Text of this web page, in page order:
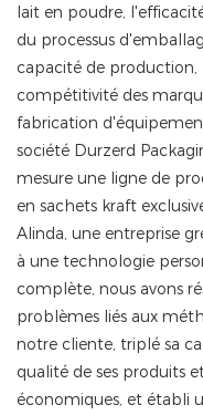
lait en poudre,
du processus
capacité de production,
compétitivité des
fabrication
société Durzerd
mesure une ligne de
en sachets kraft
Alinda, une entreprise
à une technologie
complète, nous avons
problèmes liés aux
notre cliente, triplé sa
qualité de ses produits
économiques, et établi